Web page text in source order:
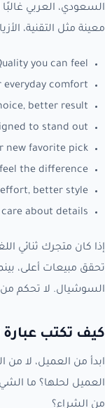
السعودي، العربي
معينة مثل التقنية،
you can feel.
everyday comfort.
better result.
to stand out.
new favorite pick.
the difference.
effort, better style.
about details.
إذا كان متجرك ثنائي
تحقق مبيعات أعلى،
السوشيال. لا تحكم
كيف تكتب
ابدأ من العميل، لا
العميل لحلها؟ ما
من الشراء؟